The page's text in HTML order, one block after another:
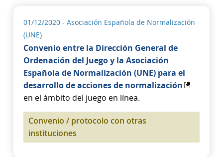
01/12/2020 - Asociación Española de Normalización
(UNE)
Convenio entre la Dirección General de
Ordenación del Juego y la Asociación
Española de Normalización (UNE) para el
desarrollo de acciones de normalización
en el ámbito del juego en línea.
Convenio / protocolo con otras
instituciones